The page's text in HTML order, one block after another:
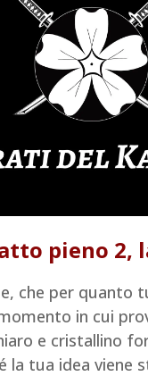
pieno 2,
che per quanto
in cui
e cristallino
la tua idea viene